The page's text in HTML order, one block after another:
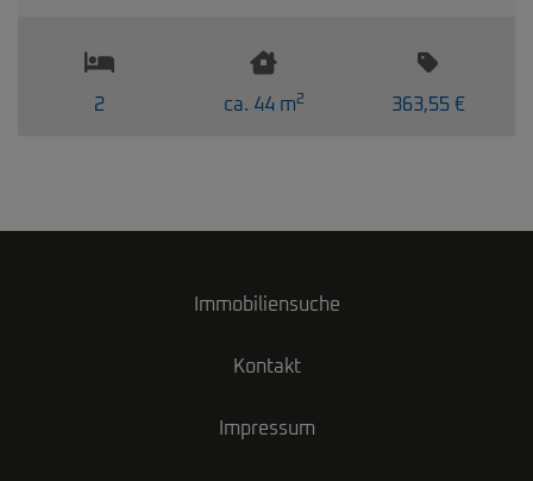
2 ca. 44 m2 363,55 €
Immobiliensuche
Kontakt
Impressum